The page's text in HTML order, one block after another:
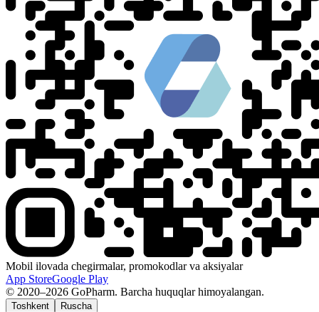
Mobil ilovada chegirmalar, promokodlar va aksiyalar
App StoreGoogle Play
© 2020–2026 GoPharm. Barcha huquqlar himoyalangan.
Toshkent Ruscha